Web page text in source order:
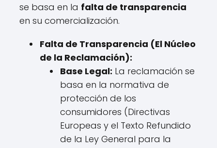
se basa en la falta de transparencia
en su comercialización.
Falta de Transparencia (El Núcleo
de la Reclamación):
Base Legal: La reclamación se
basa en la normativa de
protección de los
consumidores (Directivas
Europeas y el Texto Refundido
de la Ley General para la